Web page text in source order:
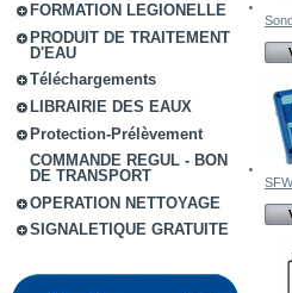
FORMATION LEGIONELLE
PRODUIT DE TRAITEMENT
D'EAU
Téléchargements
LIBRAIRIE DES EAUX
Protection-Prélèvement
COMMANDE REGUL - BON
DE TRANSPORT
OPERATION NETTOYAGE
SIGNALETIQUE GRATUITE